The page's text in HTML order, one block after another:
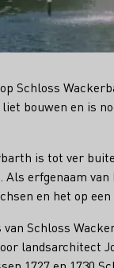
Schloss
bouwen en is
is tot ver
erfgenaam
en het op
van Schloss
landsarchitect